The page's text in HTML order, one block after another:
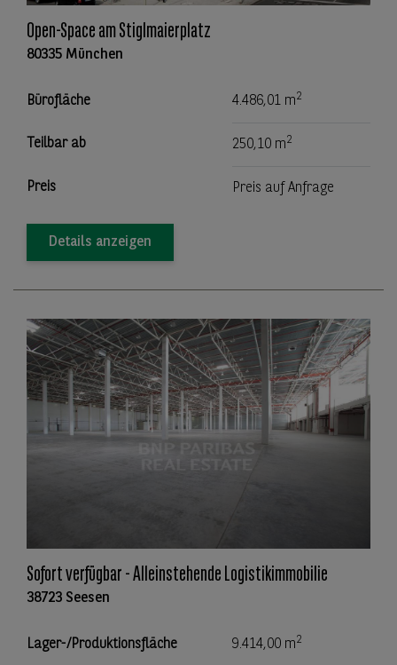
Open-Space am Stiglmaierplatz
80335 München
Bürofläche 4.486,01 m2
Teilbar ab 250,10 m2
Preis Preis auf Anfrage
Details anzeigen
Sofort verfügbar - Alleinstehende Logistikimmobilie
38723 Seesen
Lager-/Produktionsfläche 9.414,00 m2